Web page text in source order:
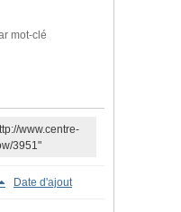
mot-clé
www.centre-
3951"
Date d'ajout